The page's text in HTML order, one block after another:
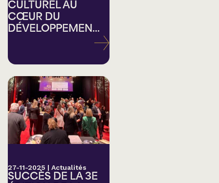
CULTUREL AU
CŒUR DU
DÉVELOPPEMEN...
27-11-2025 | Actualités
SUCCÈS DE LA 3E